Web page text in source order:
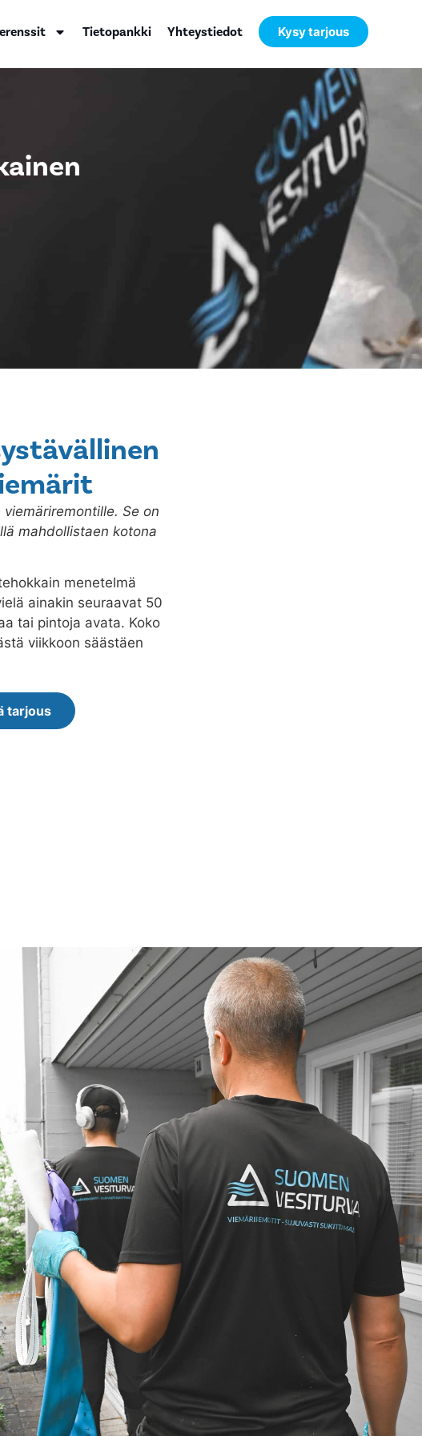
Tietopankki Yhteystiedot Kysy tarjous
Se on
mahdollistaen kotona
menetelmä
ainakin seuraavat 50
tai pintoja avata. Koko
viikkoon säästäen
tarjous